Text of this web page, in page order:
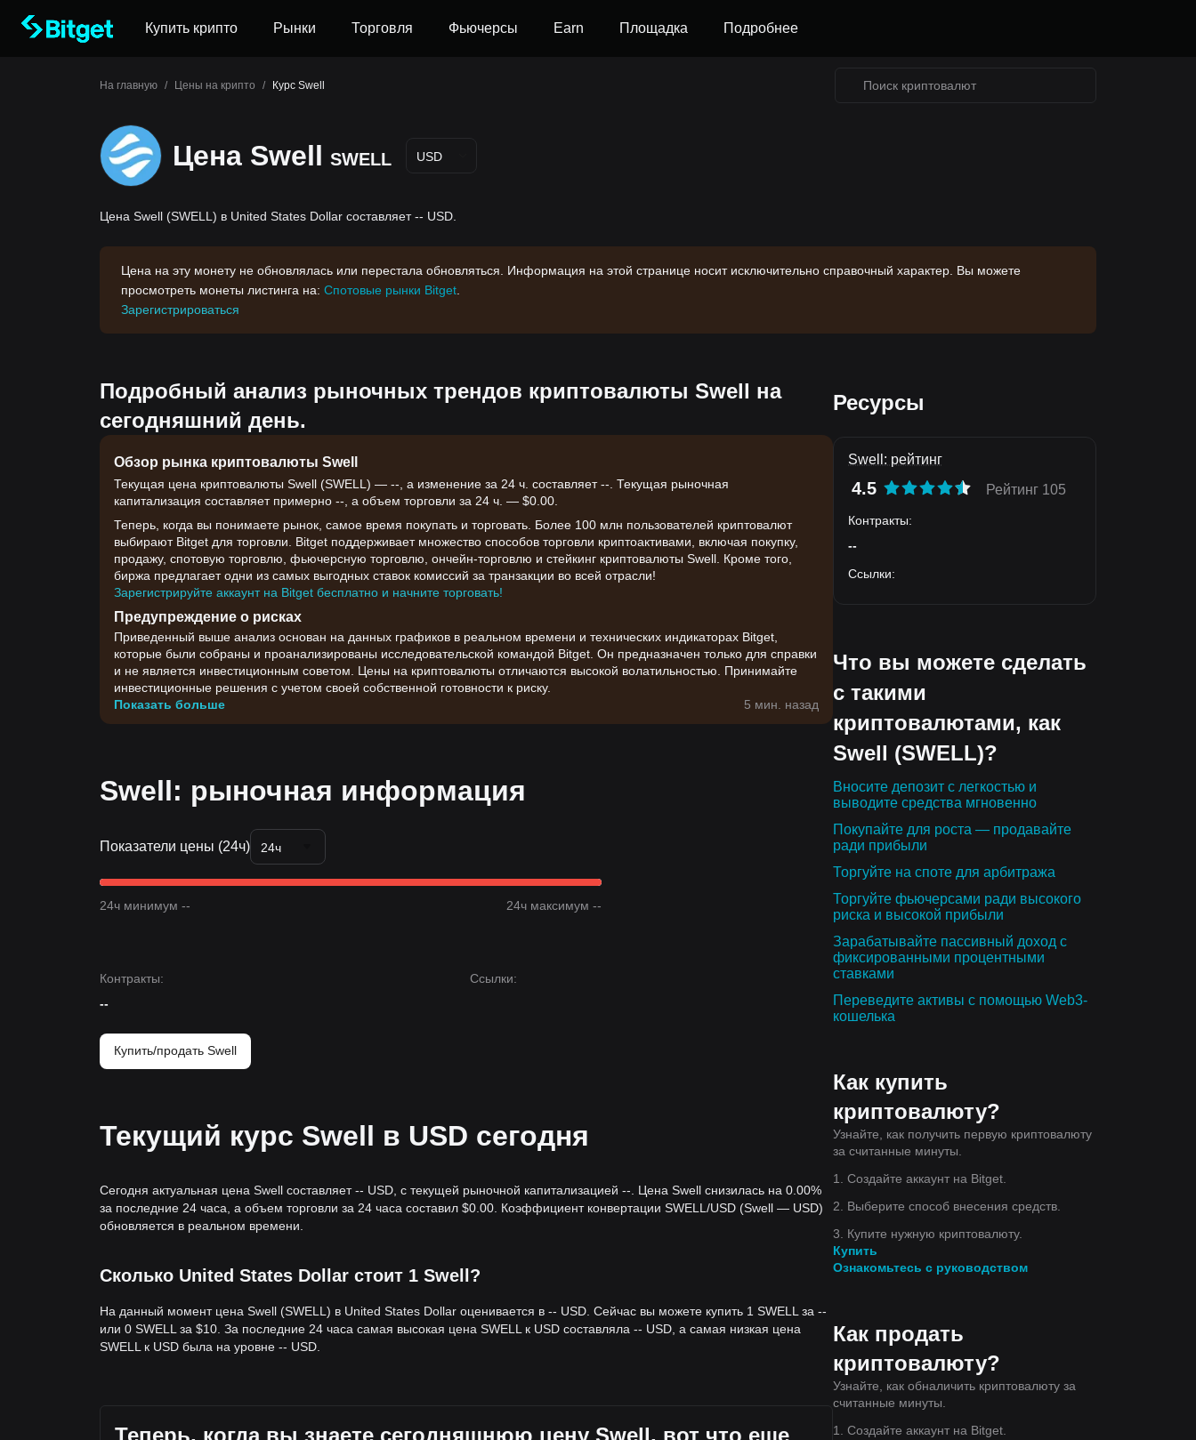
Купить крипто Рынки Торговля Фьючерсы Earn Площадка Подробнее
На главную / Цены на крипто / Курс Swell
Цена Swell SWELL USD
Цена Swell (SWELL) в United States Dollar составляет -- USD.
Цена на эту монету не обновлялась или перестала обновляться. Информация на этой странице носит исключительно справочный характер. Вы можете
просмотреть монеты листинга на: Спотовые рынки Bitget
Зарегистрироваться
Подробный анализ рыночных трендов криптовалюты Swell на
сегодняшний день.
Обзор рынка криптовалюты Swell
Текущая цена криптовалюты Swell (SWELL) — --, а изменение за 24 ч. составляет --. Текущая рыночная
капитализация составляет примерно --, а объем торговли за 24 ч. — $0.00.
Теперь, когда вы понимаете рынок, самое время покупать и торговать. Более 100 млн пользователей криптовалют
выбирают Bitget для торговли. Bitget поддерживает множество способов торговли криптоактивами, включая покупку,
продажу, спотовую торговлю, фьючерсную торговлю, ончейн-торговлю и стейкинг криптовалюты Swell. Кроме того,
биржа предлагает одни из самых выгодных ставок комиссий за транзакции во всей отрасли!
Зарегистрируйте аккаунт на Bitget бесплатно и начните торговать!
Предупреждение о рисках
Приведенный выше анализ основан на данных графиков в реальном времени и технических индикаторах Bitget,
которые были собраны и проанализированы исследовательской командой Bitget. Он предназначен только для справки
и не является инвестиционным советом. Цены на криптовалюты отличаются высокой волатильностью. Принимайте
инвестиционные решения с учетом своей собственной готовности к риску.
Показать больше
5 мин. назад
Swell: рыночная информация
Показатели цены (24ч) 24ч
24ч минимум -- 24ч максимум --
Контракты:
--
Ссылки:
Купить/продать Swell
Текущий курс Swell в USD сегодня
Сегодня актуальная цена Swell составляет -- USD, с текущей рыночной капитализацией --. Цена Swell снизилась на 0.00%
за последние 24 часа, а объем торговли за 24 часа составил $0.00. Коэффициент конвертации SWELL/USD (Swell — USD)
обновляется в реальном времени.
Сколько United States Dollar стоит 1 Swell?
На данный момент цена Swell (SWELL) в United States Dollar оценивается в -- USD. Сейчас вы можете купить 1 SWELL за --
или 0 SWELL за $10. За последние 24 часа самая высокая цена SWELL к USD составляла -- USD, а самая низкая цена
SWELL к USD была на уровне -- USD.
Теперь, когда вы знаете сегодняшнюю цену Swell, вот что еще
Ресурсы
Swell: рейтинг
4.5 Рейтинг 105
Контракты:
--
Ссылки:
Что вы можете сделать
с такими
криптовалютами, как
Swell (SWELL)?
Вносите депозит с легкостью и
выводите средства мгновенно
Покупайте для роста — продавайте
ради прибыли
Торгуйте на споте для арбитража
Торгуйте фьючерсами ради высокого
риска и высокой прибыли
Зарабатывайте пассивный доход с
фиксированными процентными
ставками
Переведите активы с помощью Web3-
кошелька
Как купить
криптовалюту?
Узнайте, как получить первую криптовалюту
за считанные минуты.
1. Создайте аккаунт на Bitget.
2. Выберите способ внесения средств.
3. Купите нужную криптовалюту.
Купить
Ознакомьтесь с руководством
Как продать
криптовалюту?
Узнайте, как обналичить криптовалюту за
считанные минуты.
1. Создайте аккаунт на Bitget.